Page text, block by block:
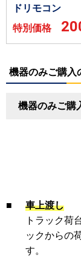
ドリモコン
特別価格
機器のみご購入
機器のみご購
■
車上渡し
トラック荷
ックからの
す。